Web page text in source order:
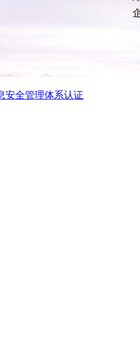
安全管理体系认证